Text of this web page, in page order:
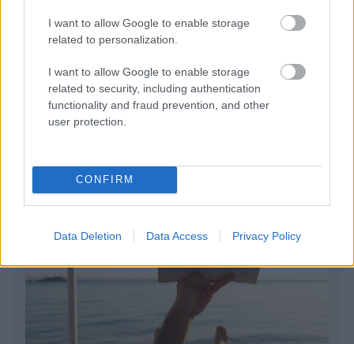
I want to allow Google to enable storage
related to personalization.
I want to allow Google to enable storage
related to security, including authentication
functionality and fraud prevention, and other
user protection.
CONFIRM
Data Deletion Data Access Privacy Policy
7 έξυπνα tips για να φτιάξετε γρήγορα τη βαλίτσα
Η εξωτική παραλία της Πάργας που θα λατρέψετε